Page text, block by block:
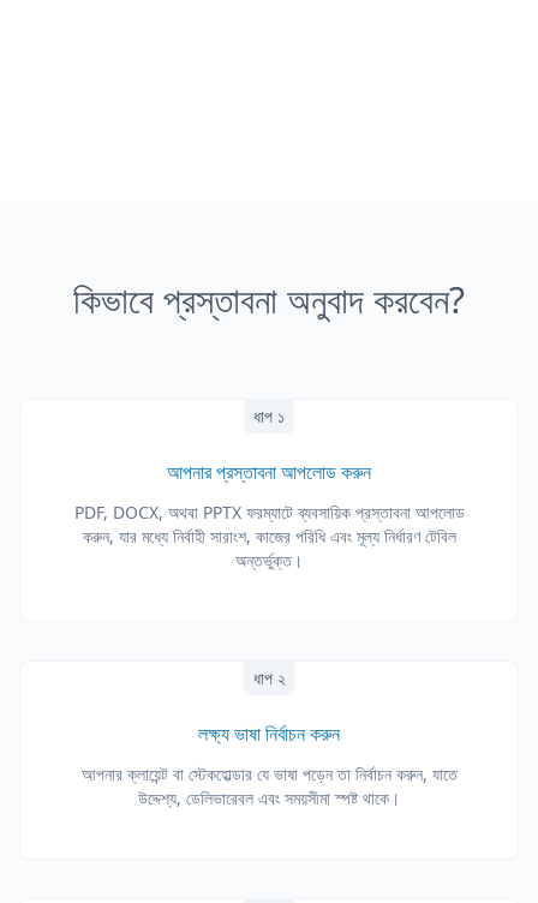
কিভাবে প্রস্তাবনা অনুবাদ করবেন?
ধাপ ১
আপনার প্রস্তাবনা আপলোড করুন
PDF, DOCX, অথবা PPTX ফরম্যাটে ব্যবসায়িক প্রস্তাবনা আপলোড
করুন, যার মধ্যে নির্বাহী সারাংশ, কাজের পরিধি এবং মূল্য নির্ধারণ টেবিল
অন্তর্ভুক্ত।
ধাপ ২
লক্ষ্য ভাষা নির্বাচন করুন
আপনার ক্লায়েন্ট বা স্টেকহোল্ডার যে ভাষা পড়েন তা নির্বাচন করুন, যাতে
উদ্দেশ্য, ডেলিভারেবল এবং সময়সীমা স্পষ্ট থাকে।